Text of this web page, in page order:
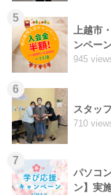
5
上越市
ンペー
945
6
スタッ
710
7
パソコ
ン】実